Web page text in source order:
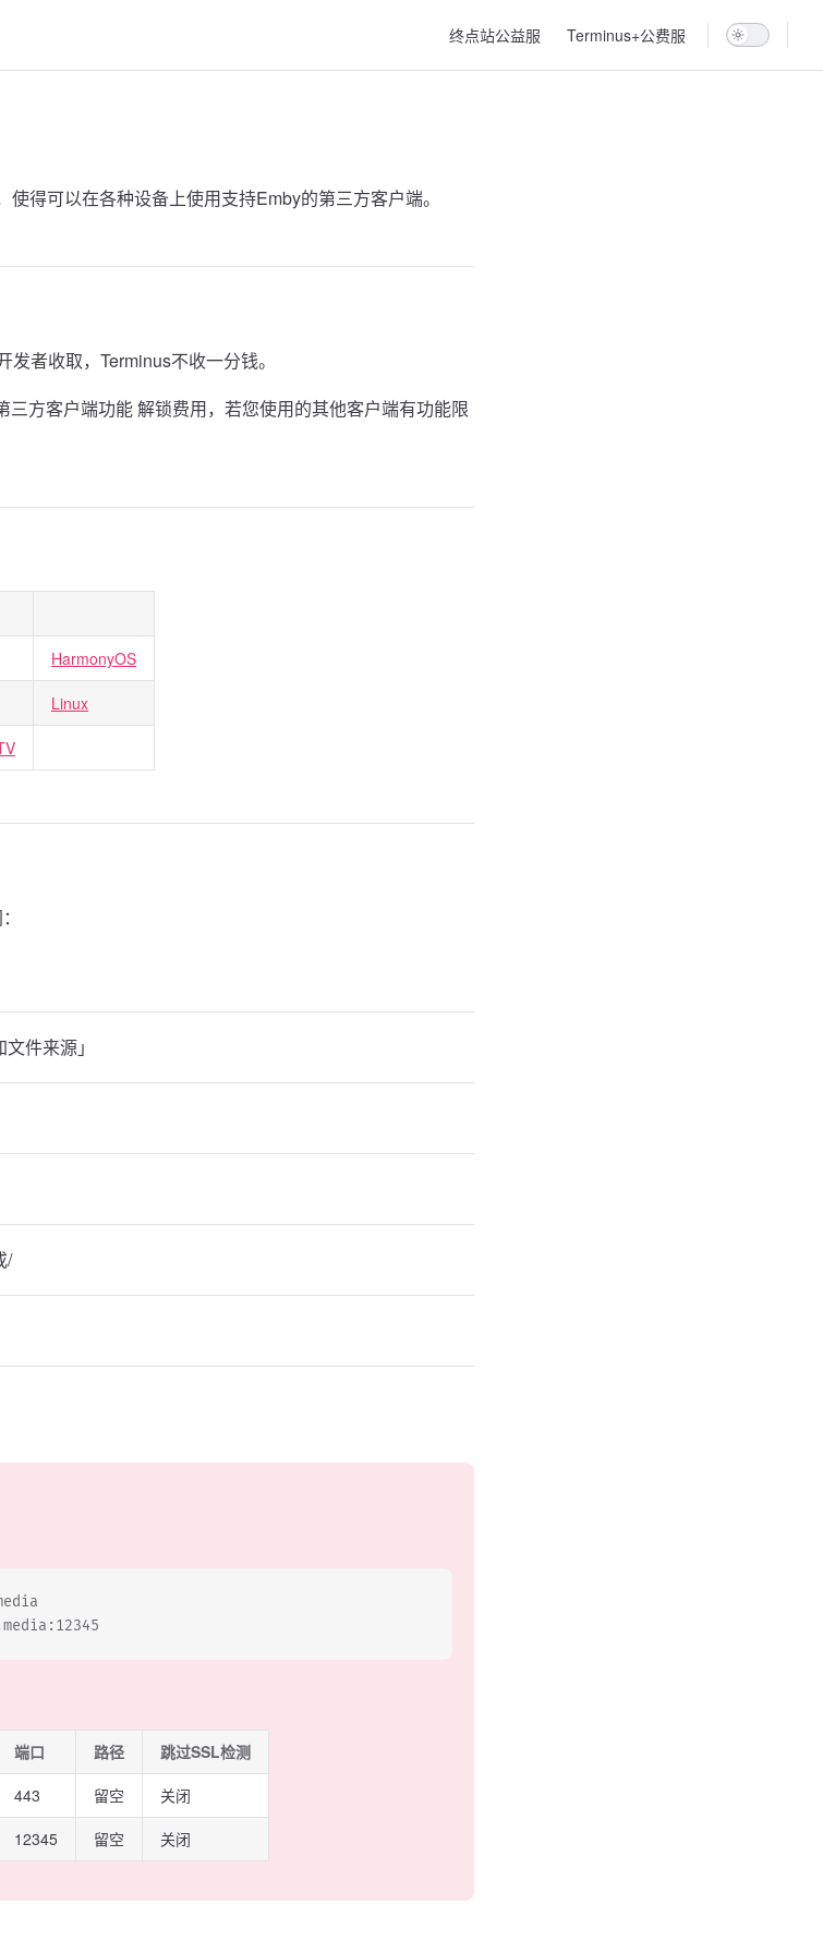
终点站公益服 Terminus+公费服
得可以在各种设备上使用支持Emby的第三方客户端。
者收取，Terminus不收一分钱。
三方客户端功能 解锁费用，若您使用的其他客户端有功能限
HarmonyOS
Linux
件来源」
/
端口 路径
跳过SSL检测
443 留空
关闭
12345 留空 关闭